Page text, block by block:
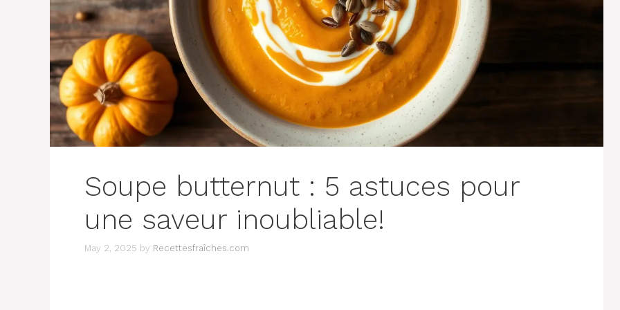
Soupe butternut : 5 astuces pour
une saveur inoubliable!
May 2, 2025 by Recettesfraîches.com